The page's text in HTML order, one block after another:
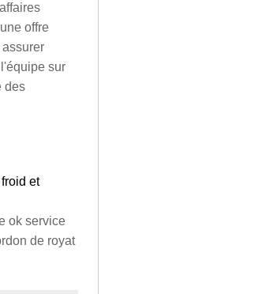
offre
sur
des
et
ok service
de royat